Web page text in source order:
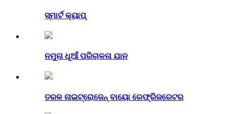
ସ୍ମାର୍ଟ କ୍ୟାପ୍
ନମୁନା ଧୂଆଁ ପରିଚାଳନା ଯାନ
ତରଳ ନାଇଟ୍ରୋଜେନ୍ ବାୟୋ ରେଫ୍ରିଜରେଟର